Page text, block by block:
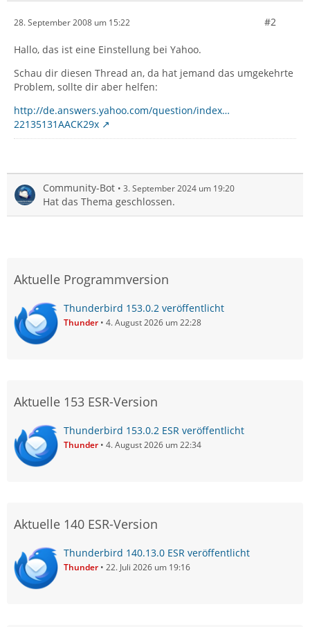
28. September 2008 um 15:22 #2
Hallo, das ist eine Einstellung bei Yahoo.
Schau dir diesen Thread an, da hat jemand das umgekehrte
Problem, sollte dir aber helfen:
http://de.answers.yahoo.com/question/index…
22135131AACK29x
Community-Bot 3. September 2024 um 19:20
Hat das Thema geschlossen.
Aktuelle Programmversion
Thunderbird 153.0.2 veröffentlicht
Thunder 4. August 2026 um 22:28
Aktuelle 153 ESR-Version
Thunderbird 153.0.2 ESR veröffentlicht
Thunder 4. August 2026 um 22:34
Aktuelle 140 ESR-Version
Thunderbird 140.13.0 ESR veröffentlicht
Thunder 22. Juli 2026 um 19:16